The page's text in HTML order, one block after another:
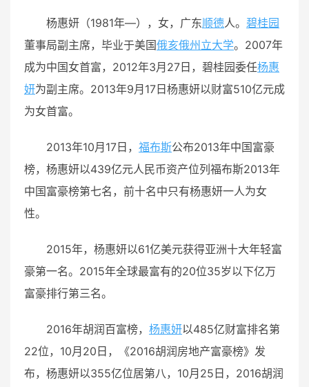
杨惠妍（1981年—），女，广东顺德人。 碧桂园
董事局副主席，毕业于美国俄亥俄州立大学。2007年
成为中国女首富，2012年3月27日，碧桂园委任杨惠
妍为副主席。2013年9月17日杨惠妍以财富510亿元成
为女首富。
2013年10月17日， 福布斯公布2013年中国富豪
榜，杨惠妍以439亿元人民币资产位列福布斯2013年
中国富豪榜第七名，前十名中只有杨惠妍一人为女
性。
2015年，杨惠妍以61亿美元获得亚洲十大年轻富
豪第一名。2015年全球最富有的20位35岁以下亿万
富豪排行第三名。
2016年胡润百富榜， 杨惠妍以485亿财富排名第
22位， 10月20日，《2016胡润房地产富豪榜》发
布，杨惠妍以355亿位居第八， 10月25日，2016胡润